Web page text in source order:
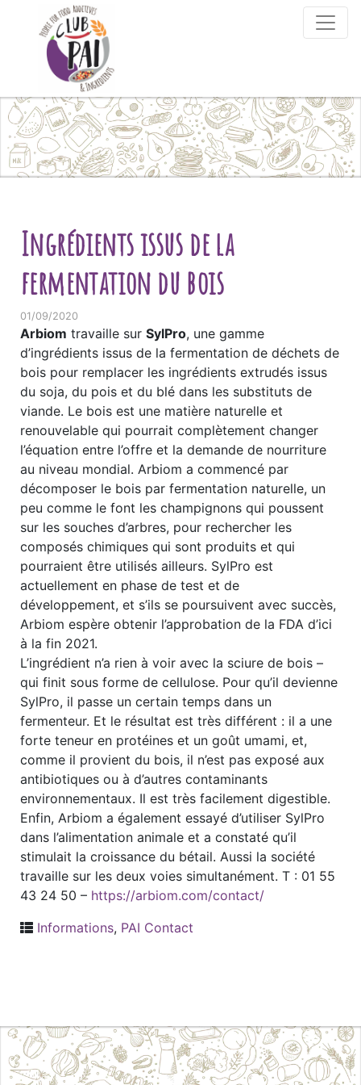
Skip to content
Ingrédients issus de la
fermentation du bois
01/09/2020
Arbiom travaille sur SylPro, une gamme
d’ingrédients issus de la fermentation de déchets de
bois pour remplacer les ingrédients extrudés issus
du soja, du pois et du blé dans les substituts de
viande. Le bois est une matière naturelle et
renouvelable qui pourrait complètement changer
l’équation entre l’offre et la demande de nourriture
au niveau mondial. Arbiom a commencé par
décomposer le bois par fermentation naturelle, un
peu comme le font les champignons qui poussent
sur les souches d’arbres, pour rechercher les
composés chimiques qui sont produits et qui
pourraient être utilisés ailleurs. SylPro est
actuellement en phase de test et de
développement, et s’ils se poursuivent avec succès,
Arbiom espère obtenir l’approbation de la FDA d’ici
à la fin 2021.
L’ingrédient n’a rien à voir avec la sciure de bois –
qui finit sous forme de cellulose. Pour qu’il devienne
SylPro, il passe un certain temps dans un
fermenteur. Et le résultat est très différent : il a une
forte teneur en protéines et un goût umami, et,
comme il provient du bois, il n’est pas exposé aux
antibiotiques ou à d’autres contaminants
environnementaux. Il est très facilement digestible.
Enfin, Arbiom a également essayé d’utiliser SylPro
dans l’alimentation animale et a constaté qu’il
stimulait la croissance du bétail. Aussi la société
travaille sur les deux voies simultanément. T : 01 55
43 24 50 – https://arbiom.com/contact/
Informations, PAI Contact